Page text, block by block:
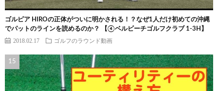
ゴルピア HIROの正体がついに明かされる！？なぜ1人だけ初めての沖縄
でパットのラインを読めるのか？ 【④ベルビーチゴルフクラブ 1-3H】
2018.02.17 ゴルフのラウンド動画